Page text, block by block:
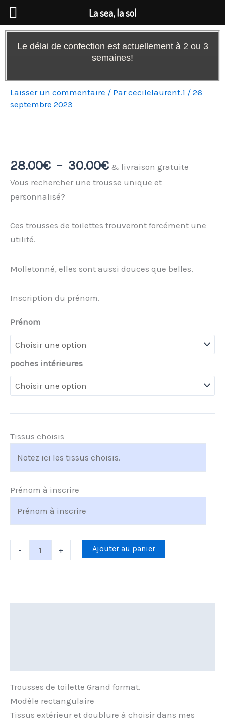
Aller
au
contenu
Le délai de confection est actuellement à 2 ou 3
semaines!
Laisser un commentaire / Parcecilelaurent.1 / 26
septembre 2023
28.00€ – 30.00€prix :
à
& livraison gratuite
Vous rechercher une trousse unique et
personnalisé?
Ces trousses de toilettes trouveront forcément une
utilité.
Molletonné, elles sont aussi douces que belles.
Inscription du prénom.
Prénom
poches intérieures
Tissus choisis
Prénom à inscrire
-
Trousse
rectangulaire
+ Ajouter au panier
Trousses de toilette Grand format.
Modèle rectangulaire
Tissus extérieur et doublure à choisir dans mes
La sea, la sol